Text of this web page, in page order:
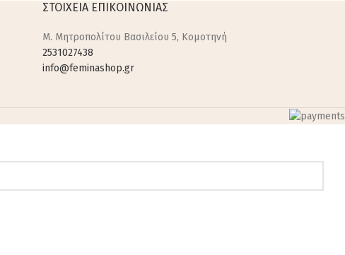
ΣΤΟΙΧΕΙΑ ΕΠΙΚΟΙΝΩΝΙΑΣ
M. Μητροπολίτου Βασιλείου 5, Κομοτηνή
2531027438
info@feminashop.gr